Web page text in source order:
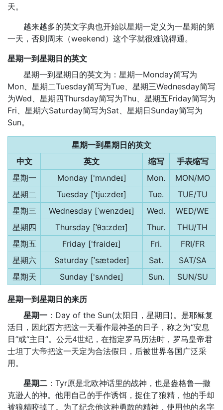
天。
越来越多的英文字典也开始以星期一定义为一星期的第
一天，否则周末（weekend）这个字就很难说得通。
星期一到星期日的英文
星期一到星期日的英文为：星期一Monday简写为
Mon、星期二Tuesday简写为Tue、星期三Wednesday简写
为Wed、星期四Thursday简写为Thu、星期五Friday简写为
Fri、星期六Saturday简写为Sat、星期日Sunday简写为
Sun。
星期一到星期日的英文
中文
英文 缩写
手表缩写
星期一
Monday ['mʌndeɪ] Mon.
MON/MO
星期二
Tuesday [ˈtju:zdeɪ] Tue.
TUE/TU
星期三
Wednesday [ˈwenzdeɪ] Wed.
WED/WE
星期四
Thursday [ˈθɜ:zdeɪ] Thur.
THU/TH
星期五
Friday ['fraideɪ] Fri.
FRI/FR
星期六
Saturday [ˈsætədeɪ] Sat.
SAT/SA
星期天
Sunday ['sʌndeɪ] Sun. SUN/SU
星期一到星期日的来历
星期一 ：Day of the Sun(太阳日，星期日)。是耶稣复
活日，因此西方把这一天看作最神圣的日子，称之为“安息
日”或“主日”。公元4世纪，在指定罗马历法时，罗马皇帝君
士坦丁大帝把这一天定为合法假日，后被世界各国广泛采
用。
星期二 ：Tyr原是北欧神话里的战神，也是盎格鲁—撒
克逊人的神。他用自己的手作诱饵，捉住了狼精，他的手却
被狼精咬掉了。为了纪念他这种勇敢的精神，使用他的名字